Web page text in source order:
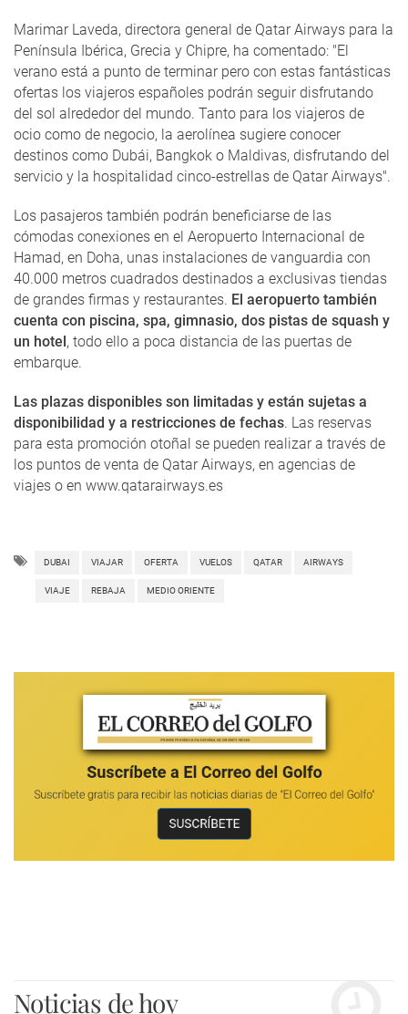
Marimar Laveda, directora general de Qatar Airways para la
Península Ibérica, Grecia y Chipre, ha comentado: "El
verano está a punto de terminar pero con estas fantásticas
ofertas los viajeros españoles podrán seguir disfrutando
del sol alrededor del mundo. Tanto para los viajeros de
ocio como de negocio, la aerolínea sugiere conocer
destinos como Dubái, Bangkok o Maldivas, disfrutando del
servicio y la hospitalidad cinco-estrellas de Qatar Airways".
Los pasajeros también podrán beneficiarse de las
cómodas conexiones en el Aeropuerto Internacional de
Hamad, en Doha, unas instalaciones de vanguardia con
40.000 metros cuadrados destinados a exclusivas tiendas
de grandes firmas y restaurantes. El aeropuerto también
cuenta con piscina, spa, gimnasio, dos pistas de squash y
un hotel, todo ello a poca distancia de las puertas de
embarque.
Las plazas disponibles son limitadas y están sujetas a
disponibilidad y a restricciones de fechas. Las reservas
para esta promoción otoñal se pueden realizar a través de
los puntos de venta de Qatar Airways, en agencias de
viajes o en www.qatarairways.es
DUBAI VIAJAR OFERTA VUELOS QATAR AIRWAYS
VIAJE REBAJA MEDIO ORIENTE
Noticias de hoy